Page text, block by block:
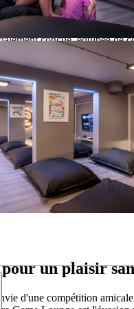
les enfants (uniquement à la
Play - avec des jouets et
Lounge - une salle de jeux
conçue, équipée de
extérieures
en famille
- baby-foot,
familiales- plage de
enfants et adultes
pour un plaisir
d'une compétition